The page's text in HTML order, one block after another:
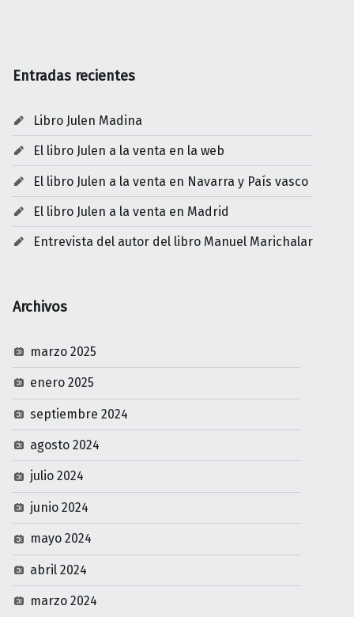
Entradas recientes
Libro Julen Madina
El libro Julen a la venta en la web
El libro Julen a la venta en Navarra y País vasco
El libro Julen a la venta en Madrid
Entrevista del autor del libro Manuel Marichalar
Archivos
marzo 2025
enero 2025
septiembre 2024
agosto 2024
julio 2024
junio 2024
mayo 2024
abril 2024
marzo 2024